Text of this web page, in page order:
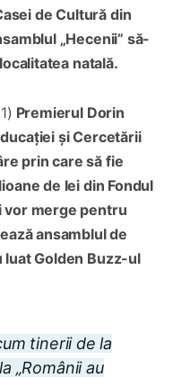
de Cultură din
„Hecenii” să-
natală.
Premierul Dorin
și Cercetării
prin care să fie
de lei din Fondul
vor merge pentru
ansamblul de
luat Golden Buzz-ul
tinerii de la
„Românii au